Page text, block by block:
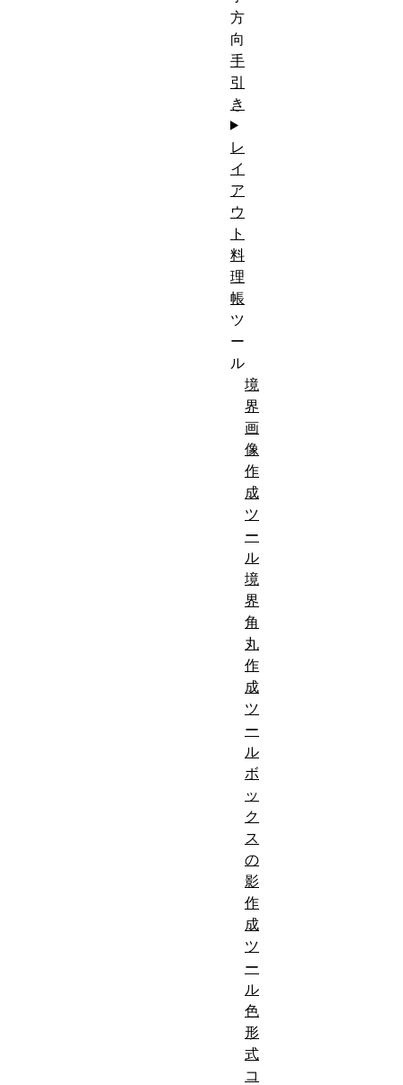
方
向
手
引
き
レ
イ
ア
ウ
ト
料
理
帳
ツ
ー
ル
境
界
画
像
作
成
ツ
ー
ル
境
界
角
丸
作
成
ツ
ー
ル
ボ
ッ
ク
ス
の
影
作
成
ツ
ー
ル
色
形
式
コ